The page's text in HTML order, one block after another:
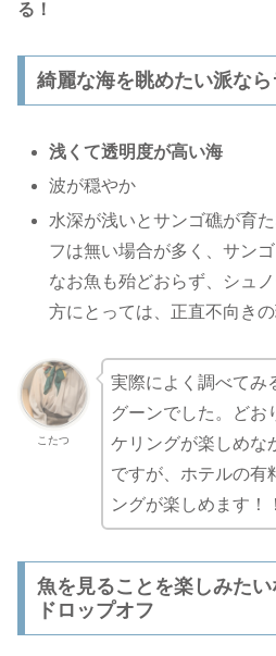
る！
綺麗な海を眺めたい派な
浅くて透明度が高い海
波が穏やか
水深が浅いとサンゴ礁が育
フは無い場合が多く、サン
なお魚も殆どおらず、シュ
方にとっては、正直不向きの
こたつ
実際によく調べてみ
グーンでした。どお
ケリングが楽しめな
ですが、ホテルの有
ングが楽しめます！！
魚を見ることを楽しみたい
ドロップオフ